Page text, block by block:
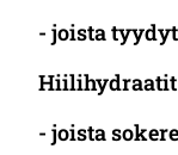
- joista
Hiilihydraatit
- joista